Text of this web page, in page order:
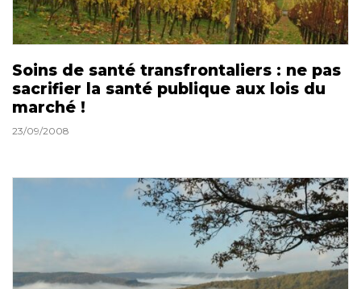
Soins de santé transfrontaliers : ne pas
sacrifier la santé publique aux lois du
marché !
23/09/2008